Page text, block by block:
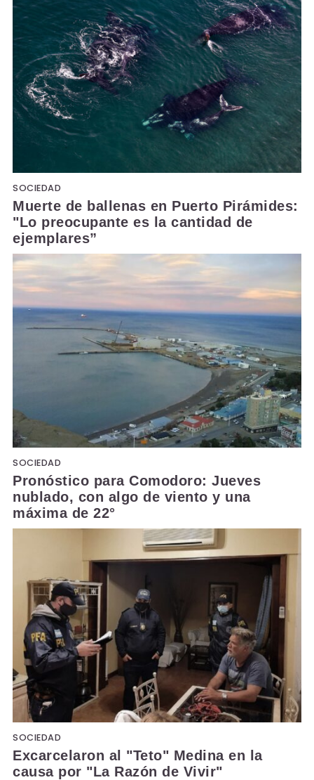
SOCIEDAD
Muerte de ballenas en Puerto Pirámides:
"Lo preocupante es la cantidad de
ejemplares”
SOCIEDAD
Pronóstico para Comodoro: Jueves
nublado, con algo de viento y una
máxima de 22°
SOCIEDAD
Excarcelaron al "Teto" Medina en la
causa por "La Razón de Vivir"